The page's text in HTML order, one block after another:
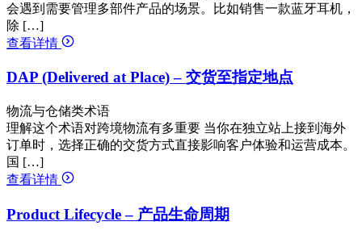
会遇到需要管理多部件产品的场景。比如销售一款蓝牙耳机，
除 […]
查看详情
DAP (Delivered at Place) – 交货至指定地点
物流与仓储类术语
理解这个术语对跨境物流有多重要 当你在独立站上接到海外
订单时，选择正确的交货方式直接影响客户体验和运营成本。
国 […]
查看详情
Product Lifecycle – 产品生命周期